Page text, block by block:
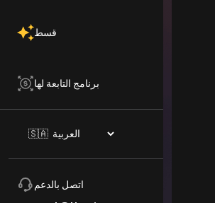
قسط
برنامج التابعة لها
اتصل بالدعم